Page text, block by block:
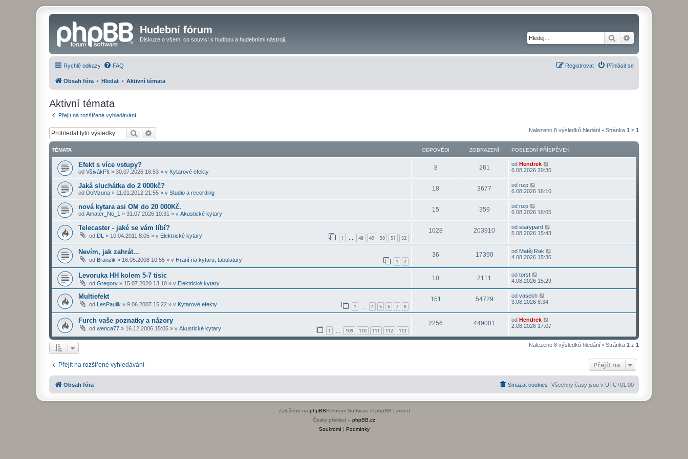
Hudební fórum
Diskuze o všem, co souvisí s hudbou a hudebními nástroji. Hledat
Rychlé odkazy FAQ Přihlásit se
Registrovat
Obsah fóra Hledat Aktivní témata
Aktivní témata
Přejít na rozšířené vyhledávání
Hledat Nalezeno 8 výsledků hledání • Stránka 1 z 1
TÉMATA ODPOVĚDI ZOBRAZENÍ POSLEDNÍ PŘÍSPĚVEK
Efekt s více vstupy?
od VšivákPít » 30.07.2026 16:53 » v Kytarové efekty
8 261 od Hendrek
6.08.2026 20:35
Jaká sluchátka do 2 000kč?
od DoMzuna » 11.01.2012 21:55 » v Studio a recording
18 3677 od nzp
6.08.2026 16:10
nová kytara asi OM do 20 000Kč.
od Amater_No_1 » 31.07.2026 10:31 » v Akustické kytary
15 359 od nzp
6.08.2026 16:05
Telecaster - jaké se vám líbí?
od DL » 10.04.2011 8:05 » v Elektrické kytary 1 … 48 49 50 51 52
1028 203910 od starypard
5.08.2026 15:43
Nevím, jak zahrát...
od Branzik » 16.05.2008 10:55 » v Hraní na kytaru, tabulatury 1 2
36 17390 od Matěj Rak
4.08.2026 15:36
Levoruka HH kolem 5-7 tisic
od Gregory » 15.07.2020 13:10 » v Elektrické kytary
10 2111 od torst
4.08.2026 15:29
Multiefekt
od LesPaulik » 9.06.2007 15:22 » v Kytarové efekty 1 … 4 5 6 7 8
151 54729 od vasekh
3.08.2026 8:34
Furch vaše poznatky a názory
od wenca77 » 16.12.2006 15:05 » v Akustické kytary 1 … 109 110 111 112 113
2256 449001 od Hendrek
2.08.2026 17:07
Nalezeno 8 výsledků hledání • Stránka 1 z 1
Přejít na rozšířené vyhledávání Přejít na
Obsah fóra Všechny časy jsou v UTC+01:00
Smazat cookies
Založeno na phpBB® Forum Software © phpBB Limited
Český překlad – phpBB.cz
Soukromí| Podmínky